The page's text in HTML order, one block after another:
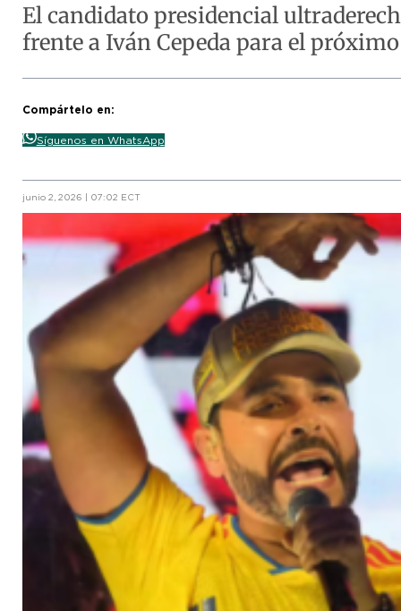
El candidato presidencial
frente a Iván Cepeda para el
Compártelo en:
Síguenos en WhatsApp
junio 2, 2026 | 07:02 ECT